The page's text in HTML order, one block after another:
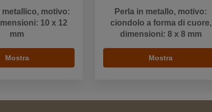
motivo:
10 x 12
mm
Mostra
Perla in metallo, motivo:
ciondolo a forma di cuore,
dimensioni: 8 x 8 mm
Mostra